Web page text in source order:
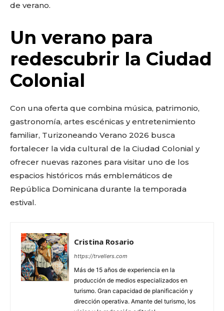
de verano.
Un verano para
redescubrir la Ciudad
Colonial
Con una oferta que combina música, patrimonio,
gastronomía, artes escénicas y entretenimiento
familiar, Turizoneando Verano 2026 busca
fortalecer la vida cultural de la Ciudad Colonial y
ofrecer nuevas razones para visitar uno de los
espacios históricos más emblemáticos de
República Dominicana durante la temporada
estival.
Cristina Rosario
https://trvellers.com
Más de 15 años de experiencia en la
producción de medios especializados en
turismo. Gran capacidad de planificación y
dirección operativa. Amante del turismo, los